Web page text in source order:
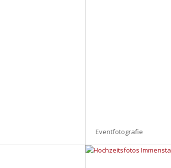
Eventfotografie